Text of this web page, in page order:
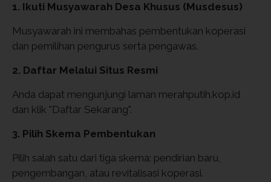
1. Ikuti Musyawarah Desa Khusus (Musdesus)
Musyawarah ini membahas pembentukan koperasi
dan pemilihan pengurus serta pengawas.
2. Daftar Melalui Situs Resmi
Anda dapat mengunjungi laman merahputih.kop.id
dan klik "Daftar Sekarang".
3. Pilih Skema Pembentukan
Pilih salah satu dari tiga skema: pendirian baru,
pengembangan, atau revitalisasi koperasi.